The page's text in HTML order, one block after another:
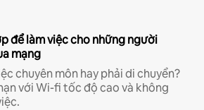
để làm việc cho những người
mạng
chuyên môn hay phải di chuyển?
với Wi-fi tốc độ cao và không